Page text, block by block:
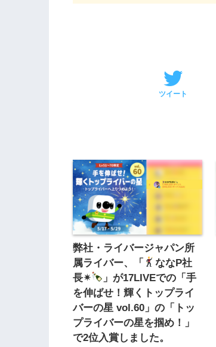
ツイート
弊社・ライバージャパン所
属ライバー、「
ななP社
長✴︎
」が17LIVEでの「手
を伸ばせ！輝くトップライ
バーの星 vol.60」の「トッ
プライバーの星を掴め！」
で2位入賞しました。